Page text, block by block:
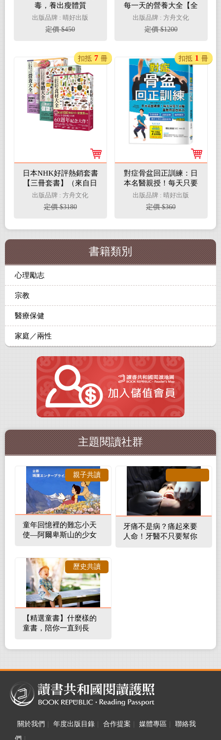
毒，養出瘦體質
出版品牌 : 晴好出版
定價 $450
每一天的營養大全【全
彩圖解】
出版品牌 : 方舟文化
定價 $1200
日本NHK好評熱銷套書
【三冊套書】（來自日
本NHK 打造健康身體的
食材大全＋來自日本
NHK 從日常飲食調理體
康每一天的營養大全 全
彩圖解）
出版品牌 : 方舟文化
定價 $3180
扣抵 7 冊
對症骨盆回正訓練：日
本名醫親授！每天只要
1分鐘重啟骨盆自癒
力，改善健康、雕塑體
態、提升工作＆運動表
出版品牌 : 晴好出版
定價 $360
扣抵 1 冊
書籍類別
心理勵志
宗教
醫療保健
家庭／兩性
主題閱讀社群
童年回憶裡的難忘小天
使—阿爾卑斯山的少女
親子共讀
牙痛不是病？痛起來要
人命！牙醫不只要幫你
【精選童書】什麼樣的
童書，陪你一直到長
歷史共讀
關於我們 年度出版目錄 合作提案 媒體專區
聯絡我